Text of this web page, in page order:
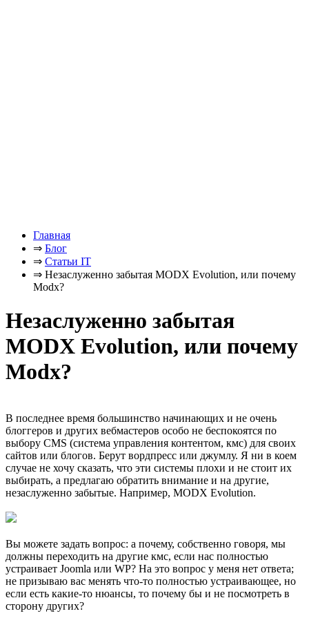
Главная
⇒ Блог
⇒ Статьи IT
⇒ Незаслуженно забытая MODX Evolution, или почему
Modx?
Незаслуженно забытая
MODX Evolution, или почему
Modx?
В последнее время большинство начинающих и не очень
блоггеров и других вебмастеров особо не беспокоятся по
выбору CMS (система управления контентом, кмс) для своих
сайтов или блогов. Берут вордпресс или джумлу. Я ни в коем
случае не хочу сказать, что эти системы плохи и не стоит их
выбирать, а предлагаю обратить внимание и на другие,
незаслуженно забытые. Например, MODX Evolution.
Вы можете задать вопрос: а почему, собственно говоря, мы
должны переходить на другие кмс, если нас полностью
устраивает Joomla или WP? На это вопрос у меня нет ответа;
не призываю вас менять что-то полностью устраивающее, но
если есть какие-то нюансы, то почему бы и не посмотреть в
сторону других?